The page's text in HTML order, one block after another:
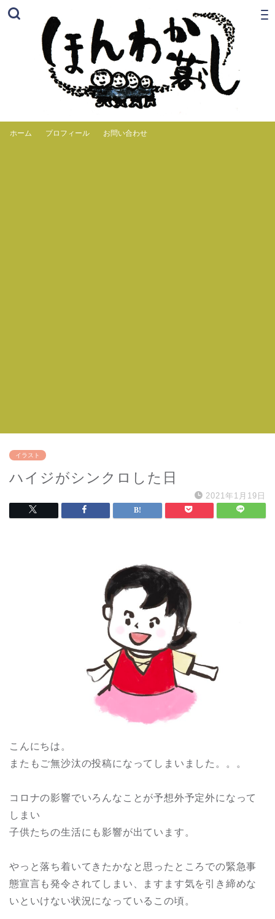
ホーム プロフィール お問い合わせ
イラスト
ハイジがシンクロした日
2021年1月19日
こんにちは。
またもご無沙汰の投稿になってしまいました。。。
コロナの影響でいろんなことが予想外予定外になって
しまい
子供たちの生活にも影響が出ています。
やっと落ち着いてきたかなと思ったところでの緊急事
態宣言も発令されてしまい、ますます気を引き締めな
いといけない状況になっているこの頃。